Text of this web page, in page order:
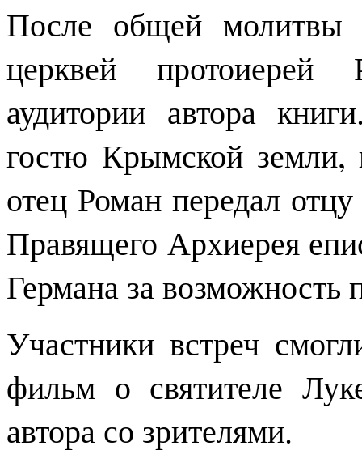
После общей молитвы
церквей протоиерей
аудитории автора
гостю Крымской
отец Роман передал
Правящего Архиерея
Германа за
Участники встреч
фильм о святителе
автора со зрителями.